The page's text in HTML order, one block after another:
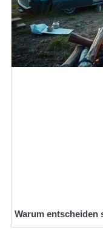
Warum entscheiden